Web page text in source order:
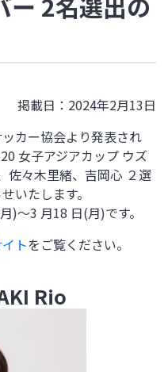
掲載日：2024年2月13日
カー協会より発表され
女子アジアカップ ウズ
佐々木里緒、吉岡心 ２選
いたします。
)～3 月18 日(月)です。
トをご覧ください。
Rio